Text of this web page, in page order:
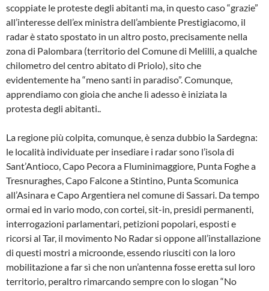
scoppiate le proteste degli abitanti ma, in questo caso “grazie”
all’interesse dell’ex ministra dell’ambiente Prestigiacomo, il
radar è stato spostato in un altro posto, precisamente nella
zona di Palombara (territorio del Comune di Melilli, a qualche
chilometro del centro abitato di Priolo), sito che
evidentemente ha “meno santi in paradiso”. Comunque,
apprendiamo con gioia che anche lì adesso è iniziata la
protesta degli abitanti..
La regione più colpita, comunque, è senza dubbio la Sardegna:
le località individuate per insediare i radar sono l’isola di
Sant’Antioco, Capo Pecora a Fluminimaggiore, Punta Foghe a
Tresnuraghes, Capo Falcone a Stintino, Punta Scomunica
all’Asinara e Capo Argentiera nel comune di Sassari. Da tempo
ormai ed in vario modo, con cortei, sit-in, presidi permanenti,
interrogazioni parlamentari, petizioni popolari, esposti e
ricorsi al Tar, il movimento No Radar si oppone all’installazione
di questi mostri a microonde, essendo riusciti con la loro
mobilitazione a far sì che non un’antenna fosse eretta sul loro
territorio, peraltro rimarcando sempre con lo slogan “No